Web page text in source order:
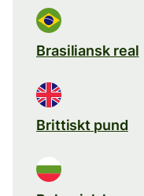
Brasiliansk real
Brittiskt pund